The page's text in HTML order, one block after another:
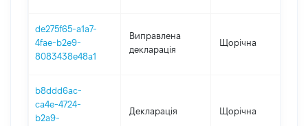
de275f65-a1a7-
4fae-b2e9-
8083438e48a1
Виправлена
декларація
Щорічна
b8ddd6ac-
ca4e-4724-
b2a9-
Декларація Щорічна